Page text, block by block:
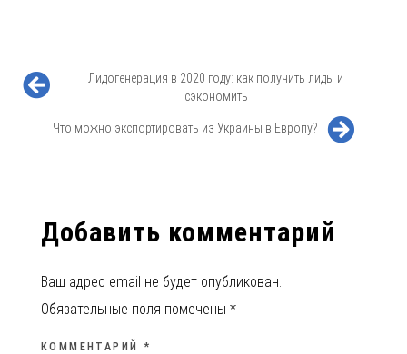
Лидогенерация в 2020 году: как получить лиды и
сэкономить
Что можно экспортировать из Украины в Европу?
Добавить комментарий
Ваш адрес email не будет опубликован.
Обязательные поля помечены *
КОММЕНТАРИЙ *